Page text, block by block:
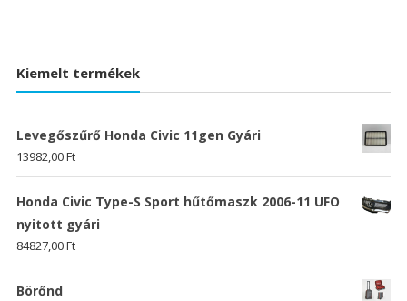
Kiemelt termékek
Levegőszűrő Honda Civic 11gen Gyári
13982,00Ft
Honda Civic Type-S Sport hűtőmaszk 2006-11 UFO
nyitott gyári
84827,00Ft
Börőnd